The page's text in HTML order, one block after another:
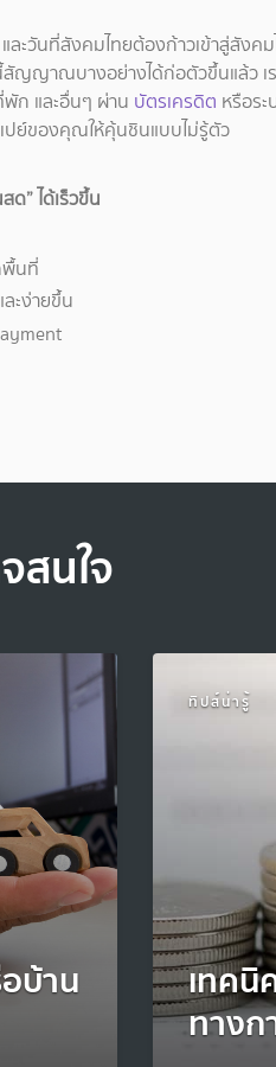
ละวันที่สังคมไทยต้องก้าวเข้าสู่สังค
สัญญาณบางอย่างได้ก่อตัวขึ้นแล้ว
พัก และอื่นๆ ผ่าน บัตรเครดิต หรือร
ปย์ของคุณให้คุ้นชินแบบไม่รู้ตัว
ด” ได้เร็วขึ้น
พื้นที่
ะง่ายขึ้น
สนใจ
บ้าน
ทิปส์น่ารู้
เทคนิ
ทางก